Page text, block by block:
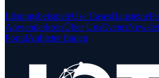
LösungsbeispieleUse CasesBausteine
AnwenderkreisÜber UnsEvents
PortalAnbieter finden